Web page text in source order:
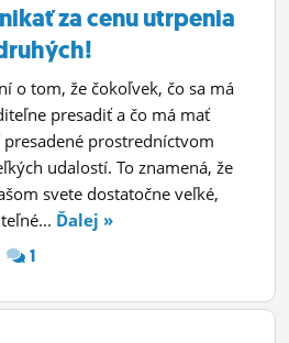
za cenu utrpenia
o tom, že čokoľvek, čo sa má
presadiť a čo má mať
prostredníctvom
udalostí. To znamená, že
svete dostatočne veľké,
Ďalej »
1